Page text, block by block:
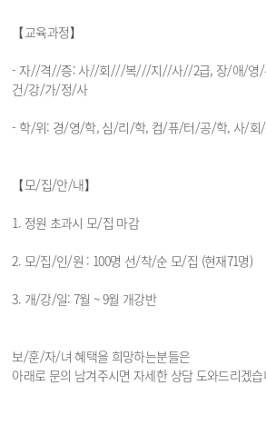
【교육과정】
- 자//격//증: 사//회///복///지//사//2급, 장/애/
건/강/가/정/사
- 학/위: 경/영/학, 심/리/학, 컴/퓨/터/공/학, 사/
【모/집/안/내】
1. 정원 초과시 모/집 마감
2. 모/집/인/원 : 100명 선/착/순 모/집 (현재71명)
3. 개/강/일: 7월 ~ 9월 개강반
보/훈/자/녀 혜택을 희망하는분들은
아래로 문의 남겨주시면 자세한 상담 도와드리겠